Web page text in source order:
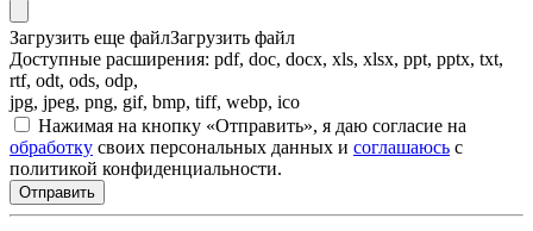
Загрузить еще файлЗагрузить файл
Доступные расширения: pdf, doc, docx, xls, xlsx, ppt, pptx, txt,
rtf, odt, ods, odp,
jpg, jpeg, png, gif, bmp, tiff, webp, ico
Нажимая на кнопку «Отправить», я даю согласие на
обработку своих персональных данных и соглашаюсь с
политикой конфиденциальности.
Отправить